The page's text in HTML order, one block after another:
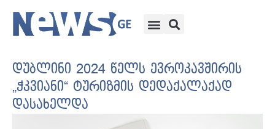
დუბლინი 2024 წელს ევროკავშირის
„ჭკვიანი“ ტურიზმის დედაქალაქად
დასახელდა